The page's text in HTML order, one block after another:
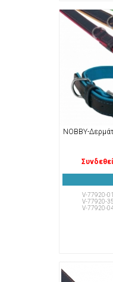
NOBBY-
V-77920-01
V-77920-35
V-77920-